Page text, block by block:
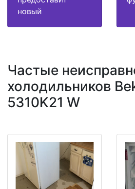
новый
Частые
холодильников
5310K21 W